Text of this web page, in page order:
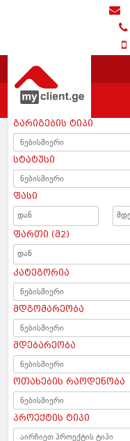
გარიგების ტიპი
სტატუსი
ფასი
ფართი (მ2)
კატეგორია
მდგომარეობა
მდებარეობა
ოთახების რაოდენობა
პროექტის ტიპი